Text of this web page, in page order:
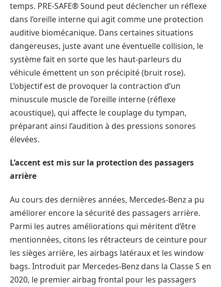
temps. PRE-SAFE® Sound peut déclencher un réflexe
dans l’oreille interne qui agit comme une protection
auditive biomécanique. Dans certaines situations
dangereuses, juste avant une éventuelle collision, le
système fait en sorte que les haut-parleurs du
véhicule émettent un son précipité (bruit rose).
L’objectif est de provoquer la contraction d’un
minuscule muscle de l’oreille interne (réflexe
acoustique), qui affecte le couplage du tympan,
préparant ainsi l’audition à des pressions sonores
élevées.
L’accent est mis sur la protection des passagers
arrière
Au cours des dernières années, Mercedes-Benz a pu
améliorer encore la sécurité des passagers arrière.
Parmi les autres améliorations qui méritent d’être
mentionnées, citons les rétracteurs de ceinture pour
les sièges arrière, les airbags latéraux et les window
bags. Introduit par Mercedes-Benz dans la Classe S en
2020, le premier airbag frontal pour les passagers